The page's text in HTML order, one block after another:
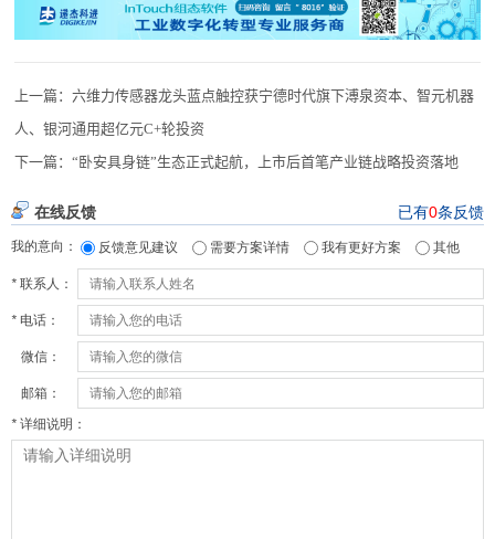
上一篇：六维力传感器龙头蓝点触控获宁德时代旗下溥泉资本、智元机器
人、银河通用超亿元C+轮投资
下一篇：“卧安具身链”生态正式起航，上市后首笔产业链战略投资落地